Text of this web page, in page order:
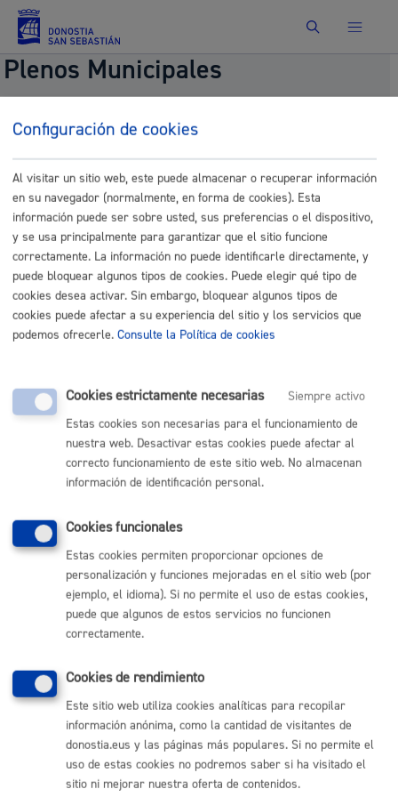
Buscar
Plenos Municipales
Moción Ordinaria, presentada por el Grupo PP,
Fecha del pleno:10/30/2025
Comisión:Parte de Información, Impulso y
Control.
Documentos
6.- 916-Mocion Ordinaria sobre Taxi-signed.pdf
6.- Mocion Ordinaria sobre Taxi-signed_eu.pdf
Sebastián
(gratuito desde Donostia / San Sebastián)
(+34) 943 481 000
Buzón de la ciudadanía
Enlaces útiles
Ofertas de empleo
Perfil del contratante
Sede electrónica
Mapas - GeoDonostia
Mapa web
Otras páginas web corporativas
Donostia Kirola
Donostia Kultura
Configuración de cookies
Al visitar un sitio web, este puede almacenar o recuperar información
en su navegador (normalmente, en forma de cookies). Esta
información puede ser sobre usted, sus preferencias o el dispositivo,
y se usa principalmente para garantizar que el sitio funcione
correctamente. La información no puede identificarle directamente, y
puede bloquear algunos tipos de cookies. Puede elegir qué tipo de
cookies desea activar. Sin embargo, bloquear algunos tipos de
cookies puede afectar a su experiencia del sitio y los servicios que
podemos ofrecerle. Consulte la Política de cookies
Cookies estrictamente necesarias
Siempre activo
Estas cookies son necesarias para el funcionamiento de
nuestra web. Desactivar estas cookies puede afectar al
correcto funcionamiento de este sitio web. No almacenan
información de identificación personal.
Cookies funcionales
Estas cookies permiten proporcionar opciones de
personalización y funciones mejoradas en el sitio web (por
ejemplo, el idioma). Si no permite el uso de estas cookies,
puede que algunos de estos servicios no funcionen
correctamente.
Cookies de rendimiento
Este sitio web utiliza cookies analíticas para recopilar
información anónima, como la cantidad de visitantes de
donostia.eus y las páginas más populares. Si no permite el
uso de estas cookies no podremos saber si ha visitado el
sitio ni mejorar nuestra oferta de contenidos.